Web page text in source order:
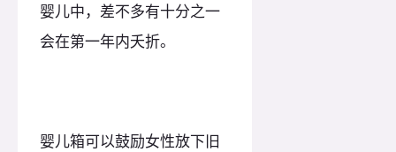
婴儿中，差不多有十分之一
会在第一年内夭折。
婴儿箱可以鼓励女性放下旧